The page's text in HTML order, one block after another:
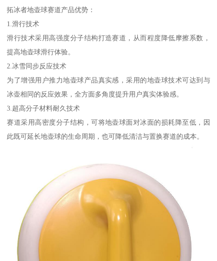
拓冰者地壶球赛道产品优势：
1.滑行技术
滑行技术采用高强度分子结构打造赛道，从而程度降低摩擦系数，
提高地壶球滑行体验。
2.冰雪同步反应技术
为了增强用户推力地壶球产品真实感，采用的地壶球技术可达到与
冰壶相同的反应效果，全方面多角度提升用户真实体验感。
3.超高分子材料耐久技术
赛道采用高密度分子结构，可将地壶球面对冰面的损耗降至低，因
此既可延长地壶球的生命周期，也可降低清洁与置换赛道的成本。